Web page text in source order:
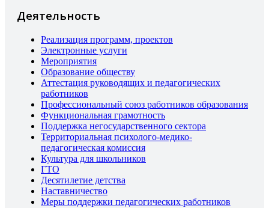
Деятельность
Реализация программ, проектов
Электронные услуги
Мероприятия
Образование обществу
Аттестация руководящих и педагогических
работников
Профессиональный союз работников образования
Функциональная грамотность
Поддержка негосударственного сектора
Территориальная психолого-медико-
педагогическая комиссия
Культура для школьников
ГТО
Десятилетие детства
Наставничество
Меры поддержки педагогических работников